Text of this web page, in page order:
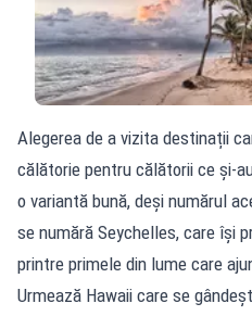
Alegerea de a vizita destinații
călătorie pentru călătorii ce și-
o variantă bună, deși numărul
se numără Seychelles, care își
printre primele din lume care
Urmează Hawaii care se